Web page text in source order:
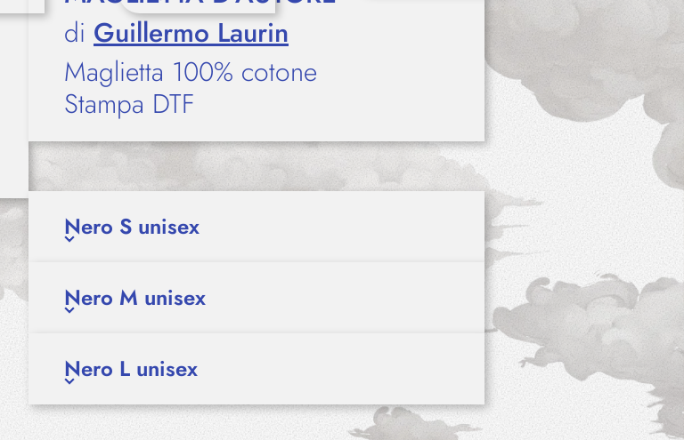
di Guillermo Laurin
Maglietta 100% cotone
Stampa DTF
Nero S unisex
Nero M unisex
Nero L unisex